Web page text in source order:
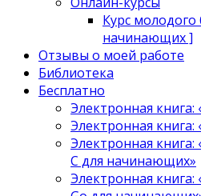
Курс молодого
начинающих ]
Отзывы о моей работе
Библиотека
Бесплатно
Электронная
Электронная книга:
Электронная
C для начинающих»
Электронная